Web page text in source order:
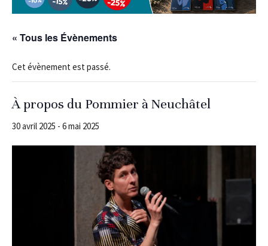
« Tous les Évènements
Cet évènement est passé.
À propos du Pommier à Neuchâtel
30 avril 2025 - 6 mai 2025